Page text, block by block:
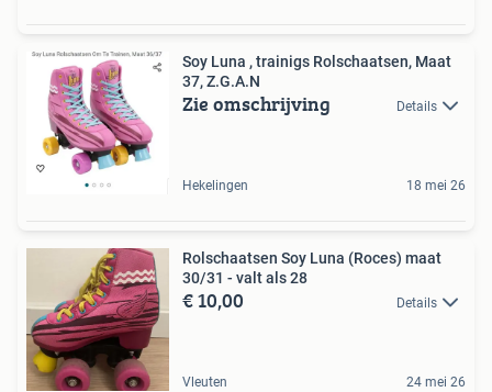
Soy Luna , trainigs Rolschaatsen, Maat
37, Z.G.A.N
Zie omschrijving Details
Hekelingen 18 mei 26
Rolschaatsen Soy Luna (Roces) maat
30/31 - valt als 28
€ 10,00 Details
Vleuten 24 mei 26